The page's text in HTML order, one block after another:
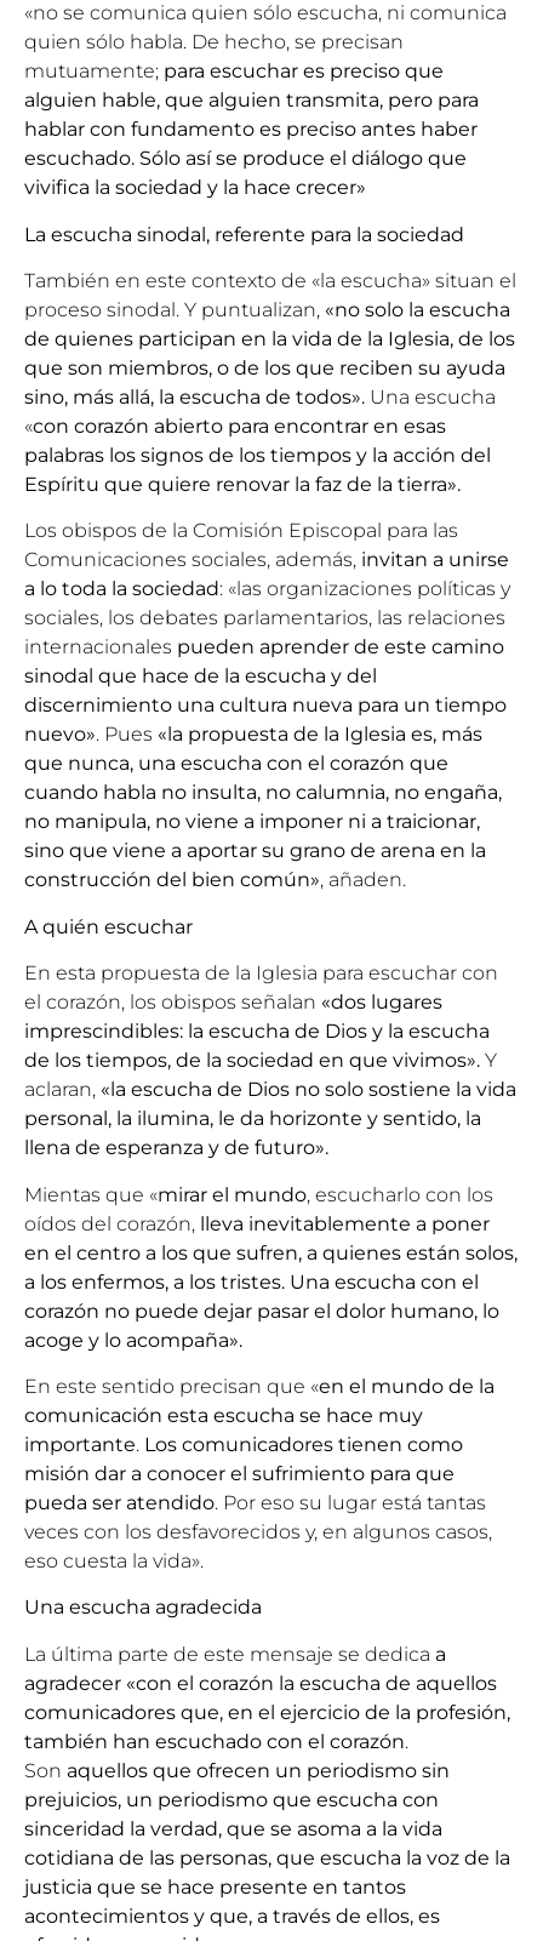
«no se comunica quien sólo escucha, ni comunica
quien sólo habla. De hecho, se precisan
mutuamente; para escuchar es preciso que
alguien hable, que alguien transmita, pero para
hablar con fundamento es preciso antes haber
escuchado. Sólo así se produce el diálogo que
vivifica la sociedad y la hace crecer»
La escucha sinodal, referente para la sociedad
También en este contexto de «la escucha» situan el
proceso sinodal. Y puntualizan, «no solo la escucha
de quienes participan en la vida de la Iglesia, de los
que son miembros, o de los que reciben su ayuda
sino, más allá, la escucha de todos». Una escucha
«con corazón abierto para encontrar en esas
palabras los signos de los tiempos y la acción del
Espíritu que quiere renovar la faz de la tierra».
Los obispos de la Comisión Episcopal para las
Comunicaciones sociales, además, invitan a unirse
a lo toda la sociedad: «las organizaciones políticas y
sociales, los debates parlamentarios, las relaciones
internacionales pueden aprender de este camino
sinodal que hace de la escucha y del
discernimiento una cultura nueva para un tiempo
nuevo». Pues «la propuesta de la Iglesia es, más
que nunca, una escucha con el corazón que
cuando habla no insulta, no calumnia, no engaña,
no manipula, no viene a imponer ni a traicionar,
sino que viene a aportar su grano de arena en la
construcción del bien común», añaden.
A quién escuchar
En esta propuesta de la Iglesia para escuchar con
el corazón, los obispos señalan «dos lugares
imprescindibles: la escucha de Dios y la escucha
de los tiempos, de la sociedad en que vivimos». Y
aclaran, «la escucha de Dios no solo sostiene la vida
personal, la ilumina, le da horizonte y sentido, la
llena de esperanza y de futuro».
Mientas que «mirar el mundo, escucharlo con los
oídos del corazón, lleva inevitablemente a poner
en el centro a los que sufren, a quienes están solos,
a los enfermos, a los tristes. Una escucha con el
corazón no puede dejar pasar el dolor humano, lo
acoge y lo acompaña».
En este sentido precisan que «en el mundo de la
comunicación esta escucha se hace muy
importante. Los comunicadores tienen como
misión dar a conocer el sufrimiento para que
pueda ser atendido. Por eso su lugar está tantas
veces con los desfavorecidos y, en algunos casos,
eso cuesta la vida».
Una escucha agradecida
La última parte de este mensaje se dedica a
agradecer «con el corazón la escucha de aquellos
comunicadores que, en el ejercicio de la profesión,
también han escuchado con el corazón.
Son aquellos que ofrecen un periodismo sin
prejuicios, un periodismo que escucha con
sinceridad la verdad, que se asoma a la vida
cotidiana de las personas, que escucha la voz de la
justicia que se hace presente en tantos
acontecimientos y que, a través de ellos, es